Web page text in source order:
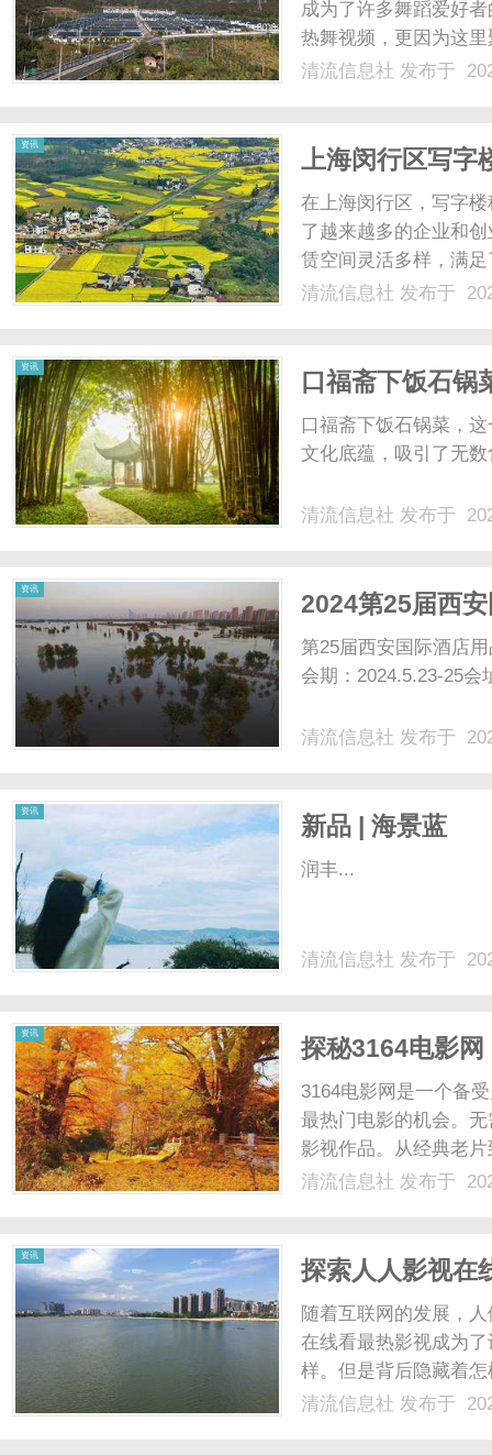
成为了许多舞蹈爱好
热舞视频，更因为这
站，仿佛就能置身于
清流信息社 发布于
资讯
上海闵行区写字
多样
在上海闵行区，写字
了越来越多的企业和
赁空间灵活多样，满
富的办公空间选择。
清流信息社 发布于
资讯
口福斋下饭石锅
口福斋下饭石锅菜，
文化底蕴，吸引了无
清流信息社 发布于
资讯
2024第25届西
·2024中国陕菜
第25届西安国际酒店
会期：2024.5.23-25
清流信息社 发布于
资讯
新品 | 海景蓝
润丰...
清流信息社 发布于
资讯
探秘3164电影
3164电影网是一个备
最热门电影的机会。
影视作品。从经典老
时随地都能欣赏到心
清流信息社 发布于
资讯
探索人人影视在
随着互联网的发展，
在线看最热影视成为
样。但是背后隐藏着
以备受欢迎，是因为
清流信息社 发布于